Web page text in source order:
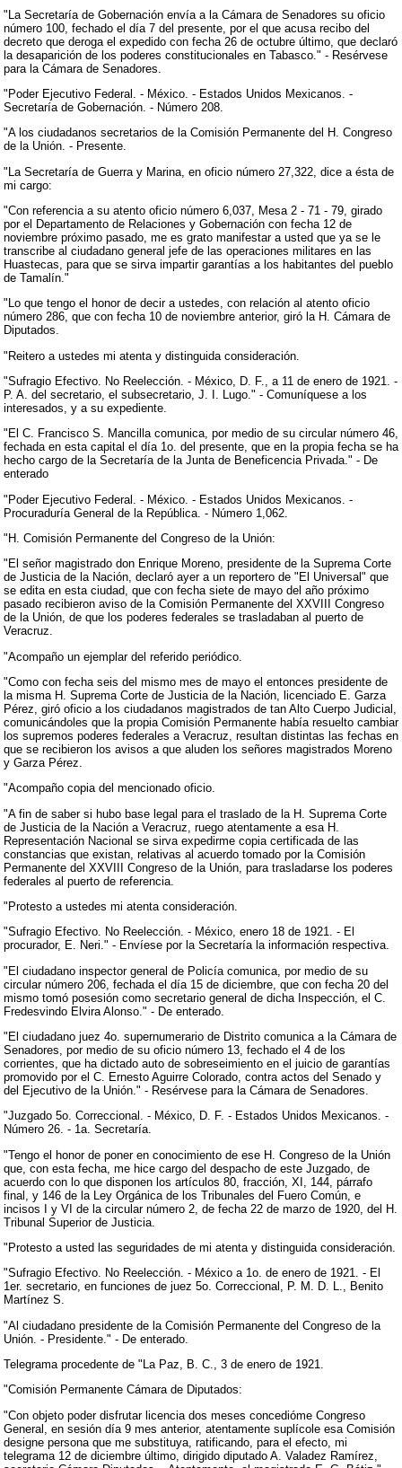
"La Secretaría de Gobernación envía a la Cámara de Senadores su oficio
número 100, fechado el día 7 del presente, por el que acusa recibo del
decreto que deroga el expedido con fecha 26 de octubre último, que declaró
la desaparición de los poderes constitucionales en Tabasco." - Resérvese
para la Cámara de Senadores.
"Poder Ejecutivo Federal. - México. - Estados Unidos Mexicanos. -
Secretaría de Gobernación. - Número 208.
"A los ciudadanos secretarios de la Comisión Permanente del H. Congreso
de la Unión. - Presente.
"La Secretaría de Guerra y Marina, en oficio número 27,322, dice a ésta de
mi cargo:
"Con referencia a su atento oficio número 6,037, Mesa 2 - 71 - 79, girado
por el Departamento de Relaciones y Gobernación con fecha 12 de
noviembre próximo pasado, me es grato manifestar a usted que ya se le
transcribe al ciudadano general jefe de las operaciones militares en las
Huastecas, para que se sirva impartir garantías a los habitantes del pueblo
de Tamalín."
"Lo que tengo el honor de decir a ustedes, con relación al atento oficio
número 286, que con fecha 10 de noviembre anterior, giró la H. Cámara de
Diputados.
"Reitero a ustedes mi atenta y distinguida consideración.
"Sufragio Efectivo. No Reelección. - México, D. F., a 11 de enero de 1921. -
P. A. del secretario, el subsecretario, J. I. Lugo." - Comuníquese a los
interesados, y a su expediente.
"El C. Francisco S. Mancilla comunica, por medio de su circular número 46,
fechada en esta capital el día 1o. del presente, que en la propia fecha se ha
hecho cargo de la Secretaría de la Junta de Beneficencia Privada." - De
enterado
"Poder Ejecutivo Federal. - México. - Estados Unidos Mexicanos. -
Procuraduría General de la República. - Número 1,062.
"H. Comisión Permanente del Congreso de la Unión:
"El señor magistrado don Enrique Moreno, presidente de la Suprema Corte
de Justicia de la Nación, declaró ayer a un reportero de "El Universal" que
se edita en esta ciudad, que con fecha siete de mayo del año próximo
pasado recibieron aviso de la Comisión Permanente del XXVIII Congreso
de la Unión, de que los poderes federales se trasladaban al puerto de
Veracruz.
"Acompaño un ejemplar del referido periódico.
"Como con fecha seis del mismo mes de mayo el entonces presidente de
la misma H. Suprema Corte de Justicia de la Nación, licenciado E. Garza
Pérez, giró oficio a los ciudadanos magistrados de tan Alto Cuerpo Judicial,
comunicándoles que la propia Comisión Permanente había resuelto cambiar
los supremos poderes federales a Veracruz, resultan distintas las fechas en
que se recibieron los avisos a que aluden los señores magistrados Moreno
y Garza Pérez.
"Acompaño copia del mencionado oficio.
"A fin de saber si hubo base legal para el traslado de la H. Suprema Corte
de Justicia de la Nación a Veracruz, ruego atentamente a esa H.
Representación Nacional se sirva expedirme copia certificada de las
constancias que existan, relativas al acuerdo tomado por la Comisión
Permanente del XXVIII Congreso de la Unión, para trasladarse los poderes
federales al puerto de referencia.
"Protesto a ustedes mi atenta consideración.
"Sufragio Efectivo. No Reelección. - México, enero 18 de 1921. - El
procurador, E. Neri." - Envíese por la Secretaría la información respectiva.
"El ciudadano inspector general de Policía comunica, por medio de su
circular número 206, fechada el día 15 de diciembre, que con fecha 20 del
mismo tomó posesión como secretario general de dicha Inspección, el C.
Fredesvindo Elvira Alonso." - De enterado.
"El ciudadano juez 4o. supernumerario de Distrito comunica a la Cámara de
Senadores, por medio de su oficio número 13, fechado el 4 de los
corrientes, que ha dictado auto de sobreseimiento en el juicio de garantías
promovido por el C. Ernesto Aguirre Colorado, contra actos del Senado y
del Ejecutivo de la Unión." - Resérvese para la Cámara de Senadores.
"Juzgado 5o. Correccional. - México, D. F. - Estados Unidos Mexicanos. -
Número 26. - 1a. Secretaría.
"Tengo el honor de poner en conocimiento de ese H. Congreso de la Unión
que, con esta fecha, me hice cargo del despacho de este Juzgado, de
acuerdo con lo que disponen los artículos 80, fracción, XI, 144, párrafo
final, y 146 de la Ley Orgánica de los Tribunales del Fuero Común, e
incisos I y VI de la circular número 2, de fecha 22 de marzo de 1920, del H.
Tribunal Superior de Justicia.
"Protesto a usted las seguridades de mi atenta y distinguida consideración.
"Sufragio Efectivo. No Reelección. - México a 1o. de enero de 1921. - El
1er. secretario, en funciones de juez 5o. Correccional, P. M. D. L., Benito
Martínez S.
"Al ciudadano presidente de la Comisión Permanente del Congreso de la
Unión. - Presidente." - De enterado.
Telegrama procedente de "La Paz, B. C., 3 de enero de 1921.
"Comisión Permanente Cámara de Diputados:
"Con objeto poder disfrutar licencia dos meses concedióme Congreso
General, en sesión día 9 mes anterior, atentamente suplícole esa Comisión
designe persona que me substituya, ratificando, para el efecto, mi
telegrama 12 de diciembre último, dirigido diputado A. Valadez Ramírez,